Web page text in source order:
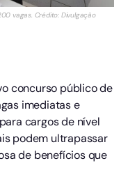
vagas. Crédito: Divulgação
concurso público de
imediatas e
cargos de nível
podem ultrapassar
de benefícios que